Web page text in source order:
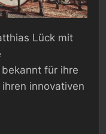
Lück mit
für ihre
innovativen